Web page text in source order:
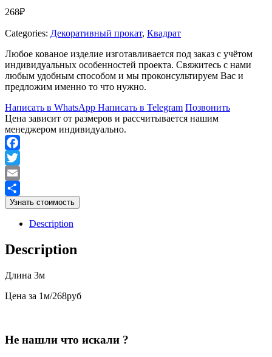
268₽
Categories: Декоративный прокат, Квадрат
Любое кованое изделие изготавливается под заказ с учётом
индивидуальных особенностей проекта. Свяжитесь с нами
любым удобным способом и мы проконсультируем Вас и
предложим именно то что нужно.
Написать в WhatsApp Написать в Telegram Позвонить
Цена зависит от размеров и рассчитывается нашим
менеджером индивидуально.
Facebook
Twitter
Email
Отправить
Узнать стоимость
Description
Description
Длина 3м
Цена за 1м/268руб
Не нашли что искали ?